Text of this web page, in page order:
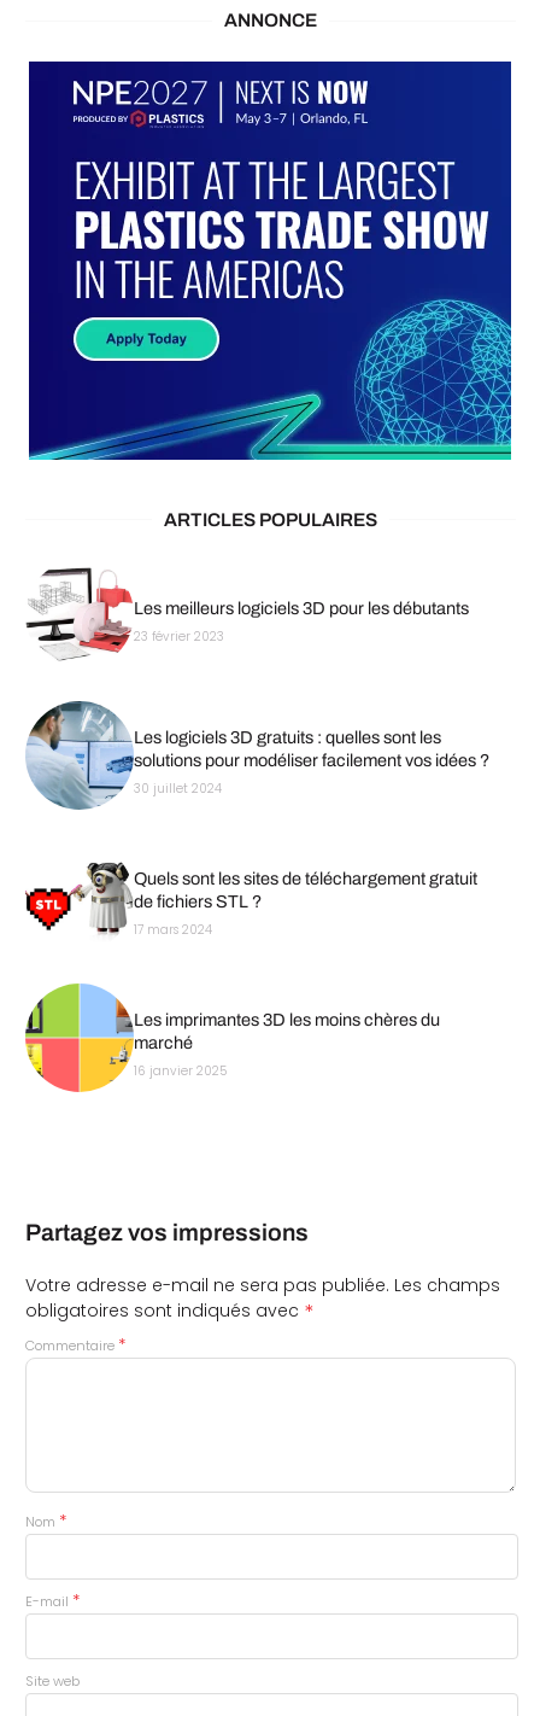
ANNONCE
ARTICLES POPULAIRES
Les meilleurs logiciels 3D pour les débutants
23 février 2023
Les logiciels 3D gratuits : quelles sont les
solutions pour modéliser facilement vos idées ?
30 juillet 2024
Quels sont les sites de téléchargement gratuit
de fichiers STL ?
17 mars 2024
Les imprimantes 3D les moins chères du
marché
16 janvier 2025
Partagez vos impressions
Votre adresse e-mail ne sera pas publiée. Les champs
obligatoires sont indiqués avec *
Commentaire *
Nom *
E-mail *
Site web